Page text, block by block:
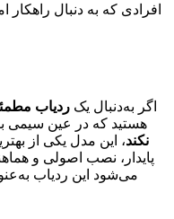
افرادی که به دنبال
اگر به‌دنبال یک ردیاب
هستید که در عین سیمی
نکند، این مدل یکی از
پایدار، نصب اصولی و
می‌شود این ردیاب